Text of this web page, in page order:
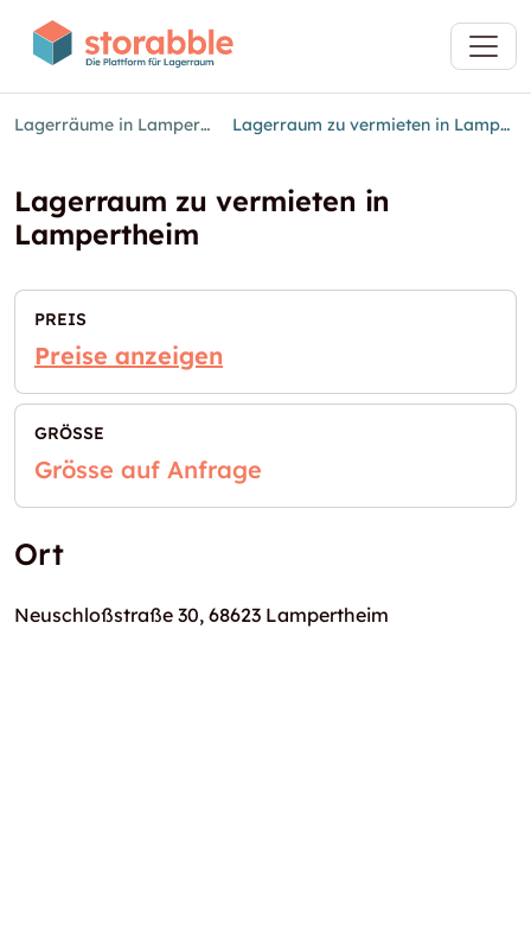
Lagerräume in Lampertheim Lagerraum zu vermieten in Lampertheim
Lagerraum zu vermieten in
Lampertheim
PREIS
Preise anzeigen
GRÖSSE
Grösse auf Anfrage
Ort
Neuschloßstraße 30, 68623 Lampertheim